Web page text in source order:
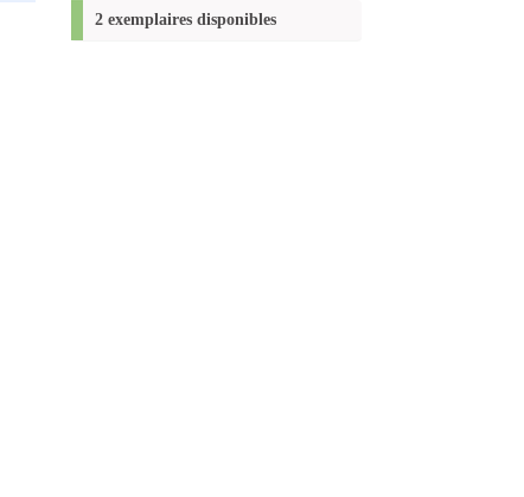
2 exemplaires disponibles